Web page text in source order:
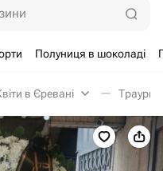
Полуниця в шоколаді
в Єревані